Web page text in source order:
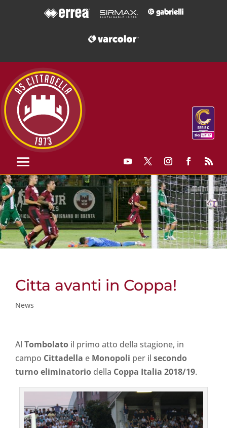
Citta avanti in Coppa!
News
Al Tombolato il primo atto della stagione, in
campo Cittadella e Monopoli per il secondo
turno eliminatorio della Coppa Italia 2018/19.